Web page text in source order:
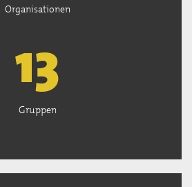
Organisationen
13
Gruppen